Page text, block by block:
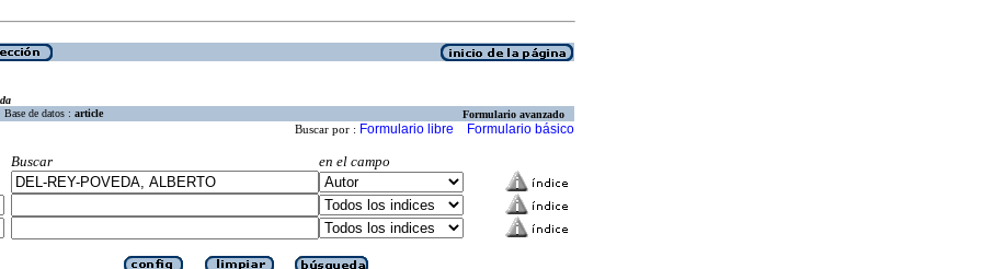
Base de datos : article Formulario avanzado
Buscar por : Formulario libre Formulario básico
Buscar
en el campo